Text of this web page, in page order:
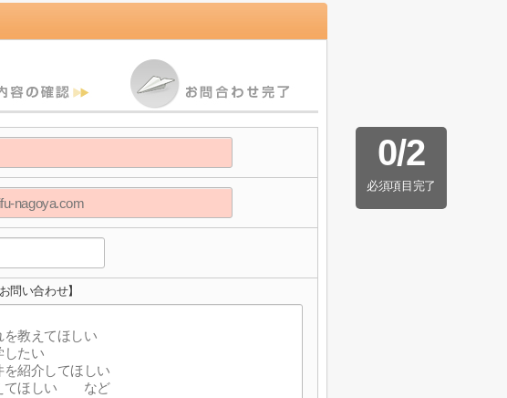
0/2
必須項目完了
問い合わせ】